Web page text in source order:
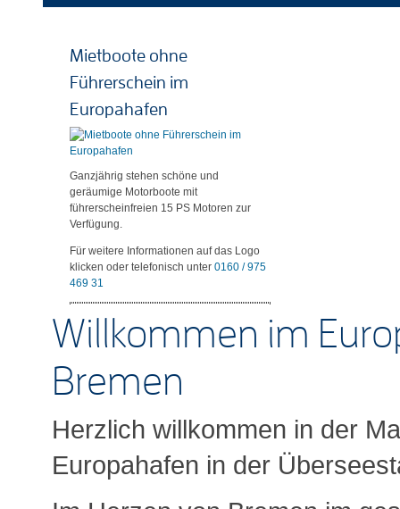
Mietboote ohne
Führerschein im
Europahafen
Ganzjährig stehen schöne und
geräumige Motorboote mit
führerscheinfreien 15 PS Motoren zur
Verfügung.
Für weitere Informationen auf das Logo
klicken oder telefonisch unter 0160 / 975
469 31
Willkommen im
Bremen
Herzlich willkommen in der
Europahafen in der